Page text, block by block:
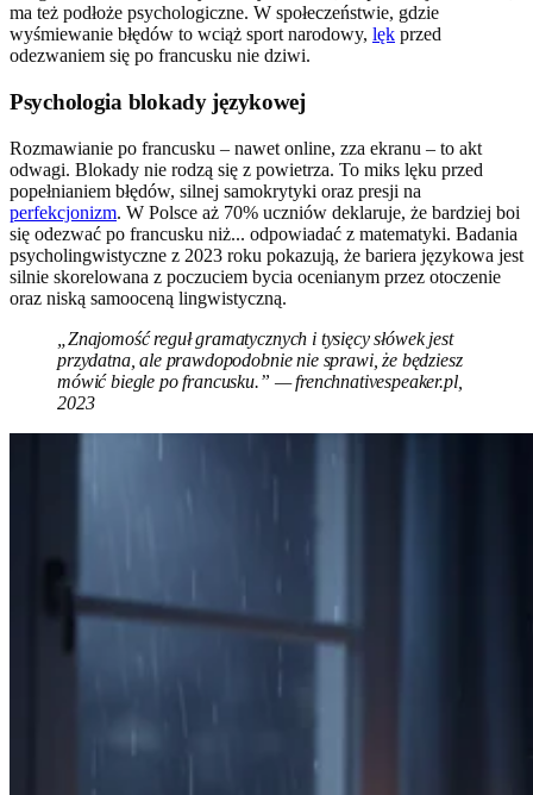
ma też podłoże psychologiczne. W społeczeństwie, gdzie
wyśmiewanie błędów to wciąż sport narodowy, lęk przed
odezwaniem się po francusku nie dziwi.
Psychologia blokady językowej
Rozmawianie po francusku – nawet online, zza ekranu – to akt
odwagi. Blokady nie rodzą się z powietrza. To miks lęku przed
popełnianiem błędów, silnej samokrytyki oraz presji na
perfekcjonizm. W Polsce aż 70% uczniów deklaruje, że bardziej boi
się odezwać po francusku niż... odpowiadać z matematyki. Badania
psycholingwistyczne z 2023 roku pokazują, że bariera językowa jest
silnie skorelowana z poczuciem bycia ocenianym przez otoczenie
oraz niską samooceną lingwistyczną.
„Znajomość reguł gramatycznych i tysięcy słówek jest
przydatna, ale prawdopodobnie nie sprawi, że będziesz
mówić biegle po francusku.” — frenchnativespeaker.pl,
2023